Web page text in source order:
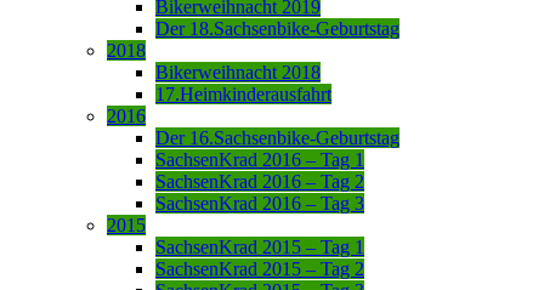
Bikerweihnacht 2019
Der 18.Sachsenbike-Geburtstag
2018
Bikerweihnacht 2018
17.Heimkinderausfahrt
2016
Der 16.Sachsenbike-Geburtstag
SachsenKrad 2016 – Tag 1
SachsenKrad 2016 – Tag 2
SachsenKrad 2016 – Tag 3
2015
SachsenKrad 2015 – Tag 1
SachsenKrad 2015 – Tag 2